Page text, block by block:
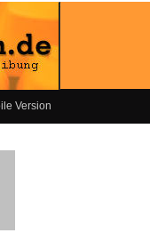
Version